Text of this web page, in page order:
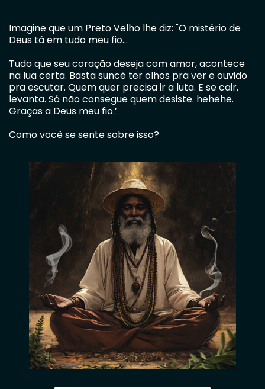
Imagine que um Preto Velho lhe diz: "O mistério de
Deus tá em tudo meu fio...
Tudo que seu coração deseja com amor, acontece
na lua certa. Basta suncê ter olhos pra ver e ouvido
pra escutar. Quem quer precisa ir a luta. E se cair,
levanta. Só não consegue quem desiste. hehehe.
Graças a Deus meu fio.’
Como você se sente sobre isso?